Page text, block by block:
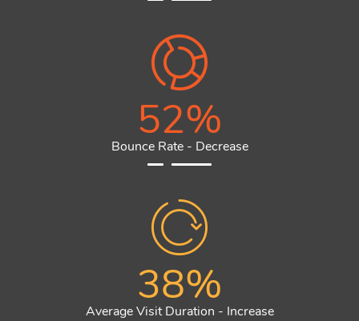
52%
Bounce Rate - Decrease
38%
Average Visit Duration - Increase